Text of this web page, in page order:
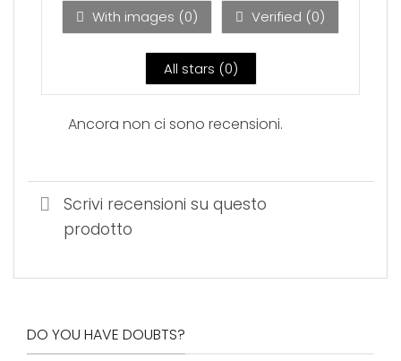
With images (0) Verified (0)
All stars (0)
Ancora non ci sono recensioni.
Scrivi recensioni su questo
prodotto
DO YOU HAVE DOUBTS?